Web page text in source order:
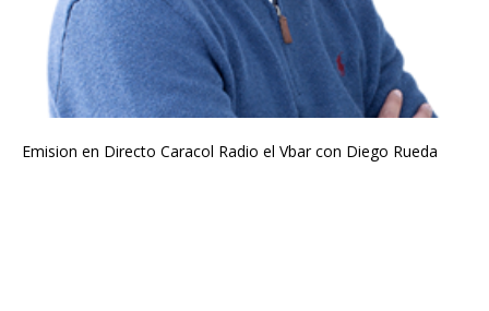
Emision en Directo Caracol Radio el Vbar con Diego Rueda